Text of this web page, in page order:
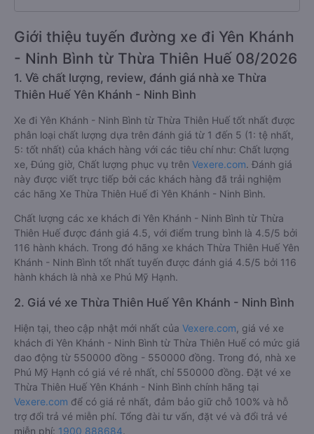
Giới thiệu tuyến đường xe đi Yên Khánh
- Ninh Bình từ Thừa Thiên Huế 08/2026
1. Về chất lượng, review, đánh giá nhà xe Thừa
Thiên Huế Yên Khánh - Ninh Bình
Xe đi Yên Khánh - Ninh Bình từ Thừa Thiên Huế tốt nhất được
phân loại chất lượng dựa trên đánh giá từ 1 đến 5 (1: tệ nhất,
5: tốt nhất) của khách hàng với các tiêu chí như: Chất lượng
xe, Đúng giờ, Chất lượng phục vụ trên Vexere.com. Đánh giá
này được viết trực tiếp bởi các khách hàng đã trải nghiệm
các hãng Xe Thừa Thiên Huế đi Yên Khánh - Ninh Bình.
Chất lượng các xe khách đi Yên Khánh - Ninh Bình từ Thừa
Thiên Huế được đánh giá 4.5, với điểm trung bình là 4.5/5 bởi
116 hành khách. Trong đó hãng xe khách Thừa Thiên Huế Yên
Khánh - Ninh Bình tốt nhất tuyến được đánh giá 4.5/5 bởi 116
hành khách là nhà xe Phú Mỹ Hạnh.
2. Giá vé xe Thừa Thiên Huế Yên Khánh - Ninh Bình
Hiện tại, theo cập nhật mới nhất của Vexere.com , giá vé xe
khách đi Yên Khánh - Ninh Bình từ Thừa Thiên Huế có mức giá
dao động từ 550000 đồng - 550000 đồng. Trong đó, nhà xe
Phú Mỹ Hạnh có giá vé rẻ nhất, chỉ 550000 đồng. Đặt vé xe
Thừa Thiên Huế Yên Khánh - Ninh Bình chính hãng tại
Vexere.com để có giá rẻ nhất, đảm bảo giữ chỗ 100% và hỗ
trợ đổi trả vé miễn phí. Tổng đài tư vấn, đặt vé và đổi trả vé
miễn phí: 1900 888684.